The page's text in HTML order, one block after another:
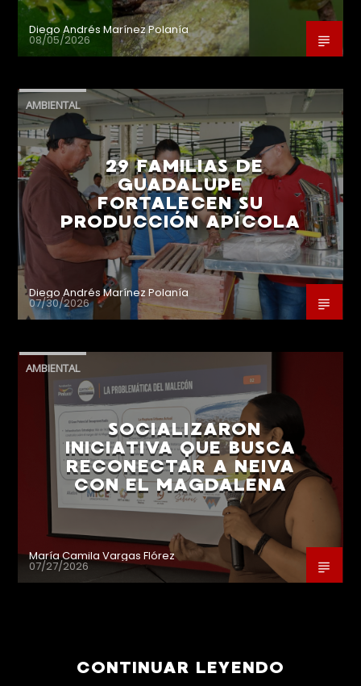
Diego Andrés Marínez Polanía
08/05/2026
AMBIENTAL
29 FAMILIAS DE
GUADALUPE
FORTALECEN SU
PRODUCCIÓN APÍCOLA
Diego Andrés Marínez Polanía
07/30/2026
AMBIENTAL
SOCIALIZARON
INICIATIVA QUE BUSCA
RECONECTAR A NEIVA
CON EL MAGDALENA
María Camila Vargas Flórez
07/27/2026
CONTINUAR LEYENDO